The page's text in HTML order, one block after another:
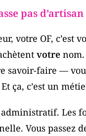
pas
votre OF, c’est
votre
savoir-faire —
ça, c’est un
Les
Vous passez